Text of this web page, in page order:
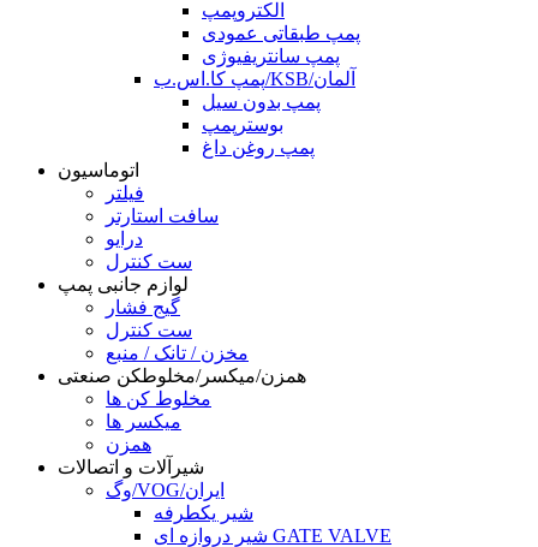
الکتروپمپ
پمپ طبقاتی عمودی
پمپ سانتریفیوژی
پمپ کا.اس.ب/KSB/آلمان
پمپ بدون سیل
بوسترپمپ
پمپ روغن داغ
اتوماسیون
فیلتر
سافت استارتر
درایو
ست کنترل
لوازم جانبی پمپ
گیج فشار
ست کنترل
مخزن / تانک / منبع
همزن/میکسر/مخلوطکن صنعتی
مخلوط کن ها
میکسر ها
همزن
شیرآلات و اتصالات
وگ/VOG/ایران
شیر یکطرفه
شیر دروازه ای GATE VALVE